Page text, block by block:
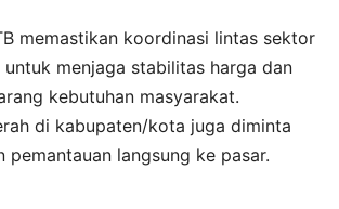
memastikan koordinasi lintas sektor
menjaga stabilitas harga dan
kebutuhan masyarakat.
di kabupaten/kota juga diminta
pemantauan langsung ke pasar.